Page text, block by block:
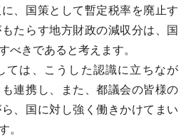
、国策として暫定税率を廃止す
たらす地方財政の減収分は、国
べきであると考えます。
は、こうした認識に立ちなが
連携し、また、都議会の皆様の
、国に対し強く働きかけてまい
。